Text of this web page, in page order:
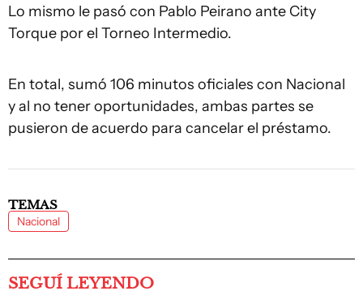
Lo mismo le pasó con Pablo Peirano ante City
Torque por el Torneo Intermedio.
En total, sumó 106 minutos oficiales con Nacional
y al no tener oportunidades, ambas partes se
pusieron de acuerdo para cancelar el préstamo.
TEMAS
Nacional
SEGUÍ LEYENDO